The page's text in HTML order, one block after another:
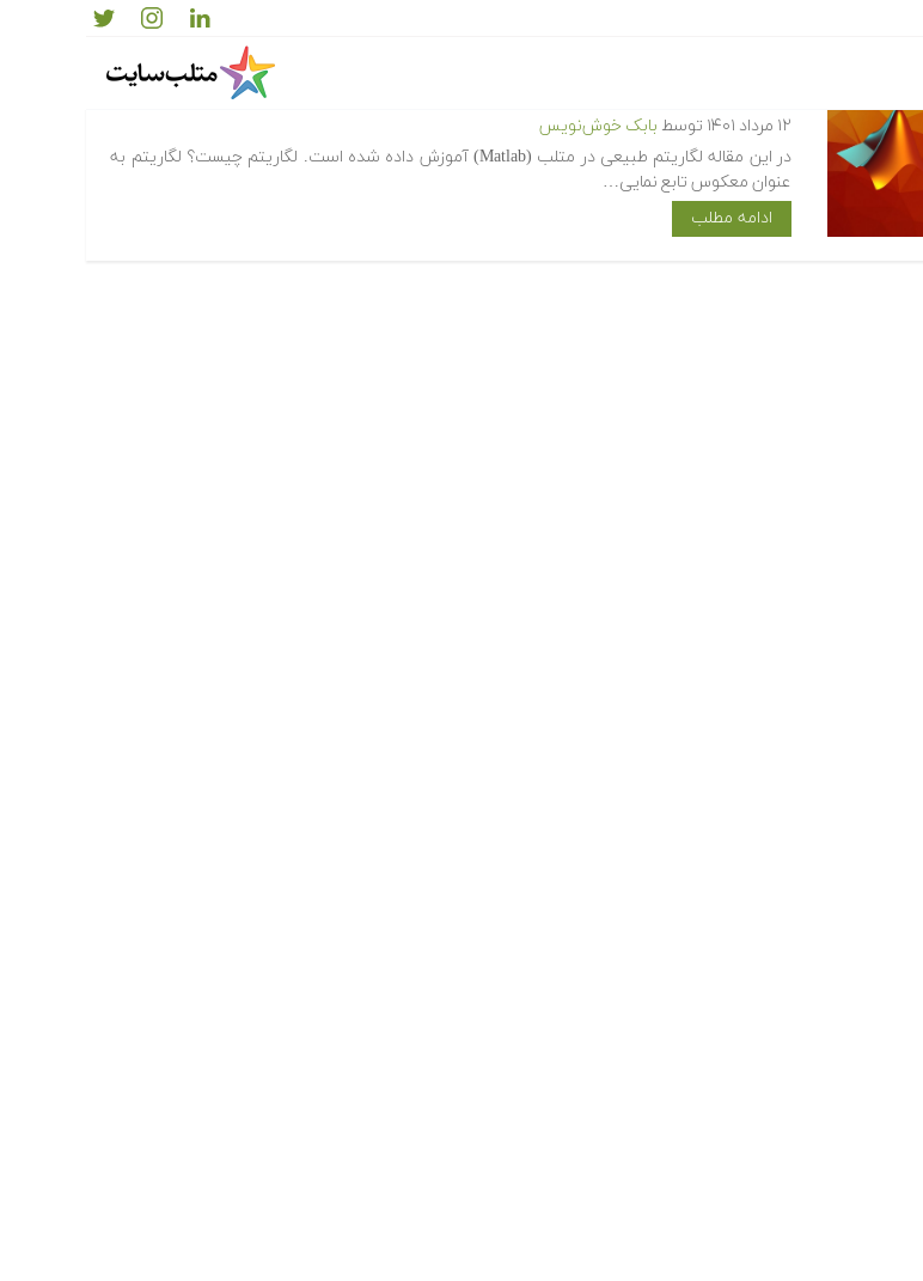
۱۲ مرداد ۱۴۰۱ توسط بابک خوش‌نویس
در این مقاله لگاریتم طبیعی در متلب (Matlab) آموزش داده شده است. لگاریتم چیست؟ لگاریتم به
عنوان معکوس تابع نمایی…
ادامه مطلب